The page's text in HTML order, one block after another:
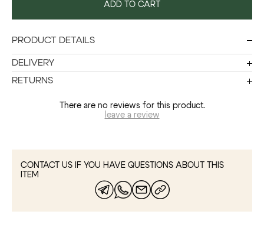
ADD TO CART
PRODUCT DETAILS
DELIVERY
RETURNS
There are no reviews for this product.
leave a review
CONTACT US IF YOU HAVE QUESTIONS ABOUT THIS
ITEM